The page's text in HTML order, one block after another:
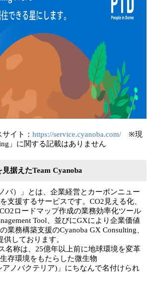
イト： https://service.cyanoba.com/ ※現
」に関する記載はありません
見据えたTeam Cyanoba
バ）」とは、企業経営とカーボンニュー
支援するサービスです。CO2見える化、
ロードマップ作成の業務効率化ツール
Tool、並びにGXにより企業価値
業務構築支援のCyanoba GX Consulting、
しております。
名称は、25億年以上前に地球環境を変革
存環境をもたらした微生物
アノバクテリア)」にちなんで名付けられ